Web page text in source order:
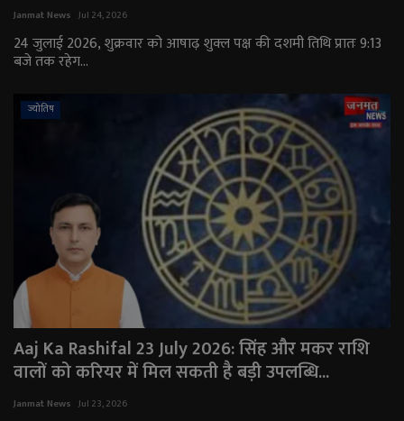
Janmat News Jul 24, 2026
24 जुलाई 2026, शुक्रवार को आषाढ़ शुक्ल पक्ष की दशमी तिथि प्रातः 9:13
बजे तक रहेग...
ज्योतिष
Aaj Ka Rashifal 23 July 2026: सिंह और मकर राशि
वालों को करियर में मिल सकती है बड़ी उपलब्धि...
Janmat News Jul 23, 2026